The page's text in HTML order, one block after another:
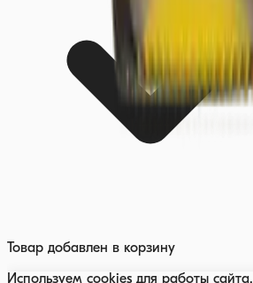
Товар добавлен в корзину
Используем cookies для работы сайта,